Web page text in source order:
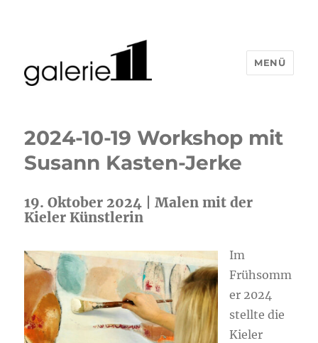
MENÜ
2024-10-19 Workshop mit
Susann Kasten-Jerke
19. Oktober 2024 | Malen mit der
Kieler Künstlerin
Im
Frühsomm
er 2024
stellte die
Kieler